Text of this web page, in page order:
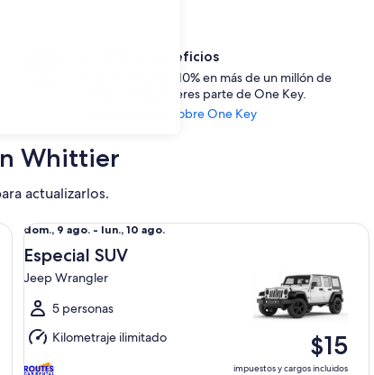
Accede a beneficios
Ahorra desde un 10% en más de un millón de
rentas de auto si eres parte de One Key.
Ver información sobre One Key
Whittier
actualizarlos.
Del
dom.,
9
ago.
al
lun.,
10
ago.
dom., 9 ago. - lun., 10 ago.
Especial SUV
Jeep Wrangler
5 personas
Kilometraje ilimitado
$15
impuestos y cargos incluidos
Especial SUV Jeep Wrangler